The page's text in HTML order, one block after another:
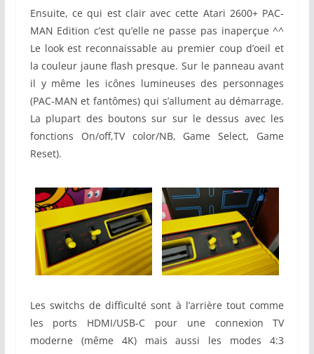
Ensuite, ce qui est clair avec cette Atari 2600+ PAC-
MAN Edition c’est qu’elle ne passe pas inaperçue ^^
Le look est reconnaissable au premier coup d’oeil et
la couleur jaune flash presque. Sur le panneau avant
il y même les icônes lumineuses des personnages
(PAC-MAN et fantômes) qui s’allument au démarrage.
La plupart des boutons sur sur le dessus avec les
fonctions On/off,TV color/NB, Game Select, Game
Reset).
Les switchs de difficulté sont à l’arrière tout comme
les ports HDMI/USB-C pour une connexion TV
moderne (même 4K) mais aussi les modes 4:3